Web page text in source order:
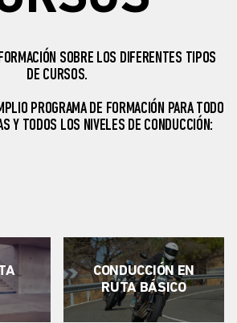
SOBRE LOS DIFERENTES TIPOS
DE CURSOS.
PROGRAMA DE FORMACIÓN PARA TODO
Y TODOS LOS NIVELES DE CONDUCCIÓN:
CONDUCCIÓN EN
RUTA BÁSICO